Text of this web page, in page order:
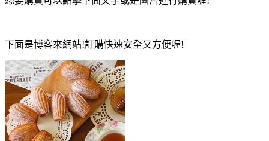
下面是博客來網站!訂購快速安全又方便喔!